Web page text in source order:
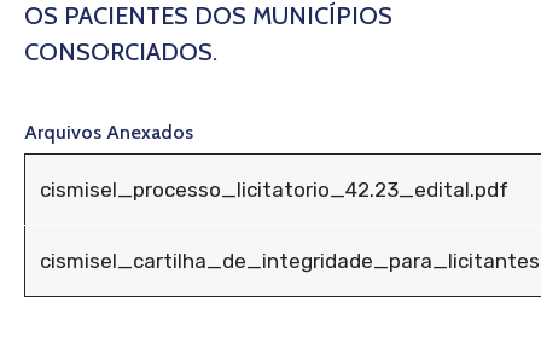
OS PACIENTES DOS MUNICÍPIOS
CONSORCIADOS.
Arquivos Anexados
cismisel_processo_licitatorio_42.23_edital.pdf